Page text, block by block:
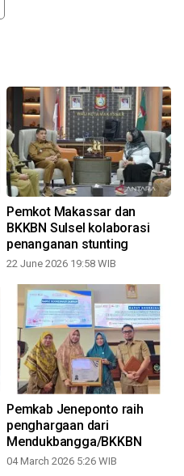
Pemkot Makassar dan
BKKBN Sulsel kolaborasi
penanganan stunting
22 June 2026 19:58 WIB
Pemkab Jeneponto raih
penghargaan dari
Mendukbangga/BKKBN
04 March 2026 5:26 WIB